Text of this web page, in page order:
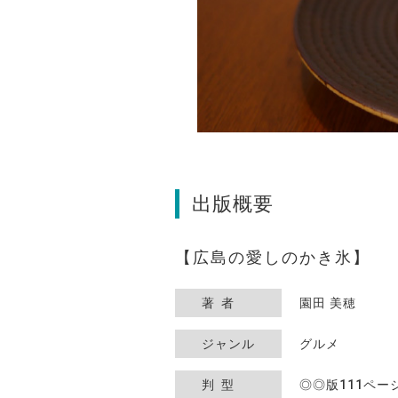
出版概要
広島の愛しのかき氷
著者 園田 美穂
ジャンル グルメ
判型 ◎◎版111ペー